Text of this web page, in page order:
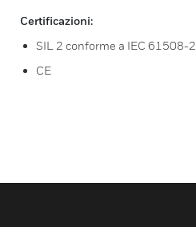
Certificazioni:
SIL 2 conforme a IEC 61508-2
CE